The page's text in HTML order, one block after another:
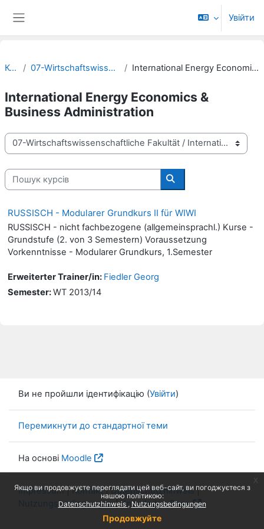
Якщо ви продовжуєте переглядати цей веб-сайт, ви погоджуєтеся з
нашою політикою:
Datenschutzhinweis
Nutzungsbedingungen
Продовжуйте
Увійти
Курси 07-Wirtschaftswissenschaftliche Fakultät International Energy Economics & Business Administration
International Energy Economics &
Business Administration
Категорії курсів
Пошук курсів
Пошук курсів
RUSSISCH - Modularer Grundkurs II für WIWI
RUSSISCH - nicht fachbezogene (allgemeinsprachl.) Kurse -
Grundstufe (2. von 3 Semestern) Voraussetzung
Vorkenntnisse - Modularer Grundkurs, 1.Semester
Erweiterter Trainer/in: Fiedler Georg
Semester:WT 2013/14
Ви не пройшли ідентифікацію (Увійти)
Перемикнути до стандартної теми
На основі Moodle
Impressum|Kontakt|Datenschutzhinweis |
Nutzungsbedingungen|Knowledge Base